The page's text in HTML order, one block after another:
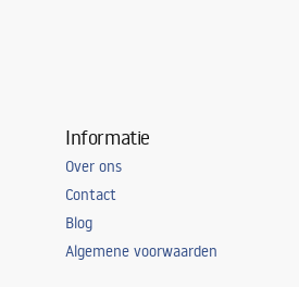
Informatie
Over ons
Contact
Blog
Algemene voorwaarden